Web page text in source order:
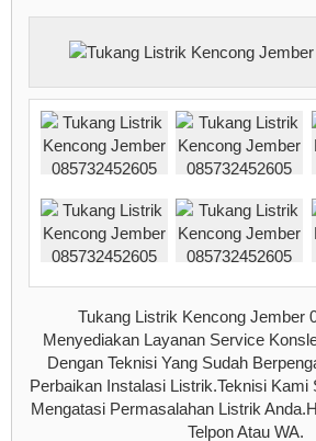
Tukang Listrik Kencong Jember
Menyediakan Layanan Service
Dengan Teknisi Yang Sudah
Perbaikan Instalasi Listrik.Teknisi Kami
Mengatasi Permasalahan Listrik
Telpon Atau WA.